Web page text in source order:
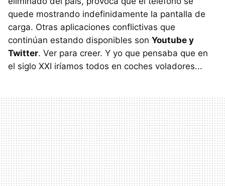
quede mostrando indefinidamente la pantalla de
carga. Otras aplicaciones conflictivas que
continúan estando disponibles son Youtube y
Twitter. Ver para creer. Y yo que pensaba que en
el siglo XXI iríamos todos en coches voladores...